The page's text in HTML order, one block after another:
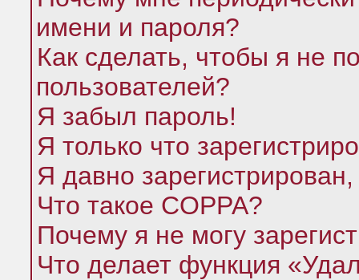
имени и пароля?
Как сделать, чтобы я не
пользователей?
Я забыл пароль!
Я только что
Я давно
Что такое COPPA?
Почему я не могу
Что делает функция